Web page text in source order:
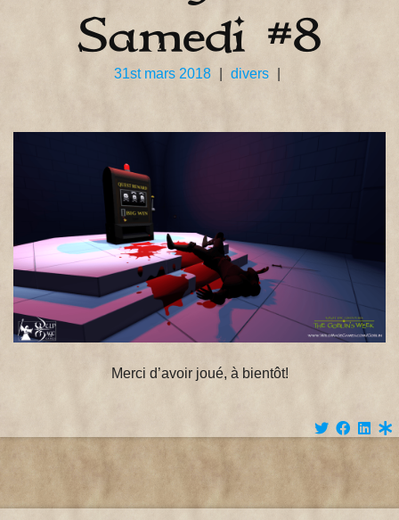
Samedi #8
31st mars 2018 divers
Merci d’avoir joué, à bientôt!